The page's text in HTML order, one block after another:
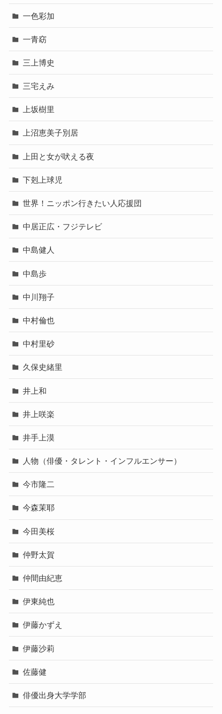
一色彩加
一青窈
三上博史
三宅えみ
上坂樹里
上沼恵美子別居
上田と女が吠える夜
下剋上球児
世界！ニッポン行きたい人応援団
中居正広・フジテレビ
中島健人
中島歩
中川翔子
中村倫也
中村里砂
久保史緒里
井上和
井上咲楽
井手上漠
人物（俳優・タレント・インフルエンサー）
今市隆二
今森茉耶
今田美桜
仲野太賀
仲間由紀恵
伊東純也
伊藤かずえ
伊藤沙莉
佐藤健
俳優出身大学学部